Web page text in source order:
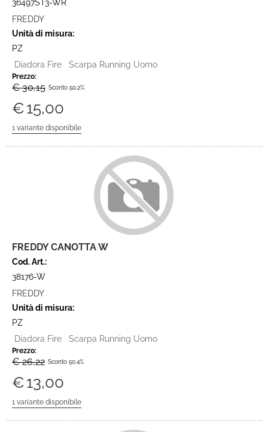
36497ST3-WR
FREDDY
Unità di misura:
PZ
Diadora Fire Scarpa Running Uomo
Prezzo:
€ 30,15 Sconto 50.2%
€15,00
FREDDY CANOTTA W
Cod. Art.:
38176-W
FREDDY
Unità di misura:
PZ
Diadora Fire Scarpa Running Uomo
Prezzo:
€ 26,22 Sconto 50.4%
€13,00